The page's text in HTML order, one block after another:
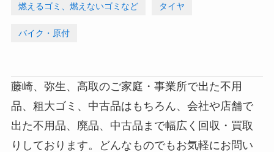
燃えるゴミ、燃えないゴミなど タイヤ
バイク・原付
藤崎、弥生、高取のご家庭・事業所で出た不用
品、粗大ゴミ、中古品はもちろん、会社や店舗で
出た不用品、廃品、中古品まで幅広く回収・買取
りしております。どんなものでもお気軽にお問い